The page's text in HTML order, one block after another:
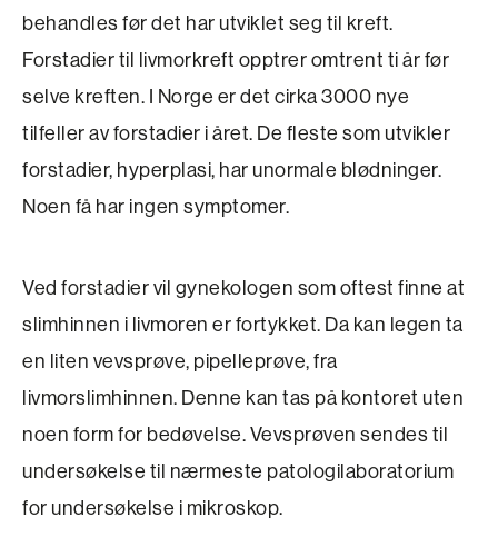
behandles før det har utviklet seg til kreft.
Forstadier til livmorkreft opptrer omtrent ti år før
selve kreften. I Norge er det cirka 3000 nye
tilfeller av forstadier i året. De fleste som utvikler
forstadier, hyperplasi, har unormale blødninger.
Noen få har ingen symptomer.
Ved forstadier vil gynekologen som oftest finne at
slim­hinnen i livmoren er fortykket. Da kan legen ta
en liten vevsprøve, pipelle­prøve, fra
livmorslimhinnen. Denne kan tas på kontoret uten
noen form for bedøvelse. Vevsprøven sendes til
undersøkelse til nærmeste patologilaboratorium
for undersøkelse i mikroskop.